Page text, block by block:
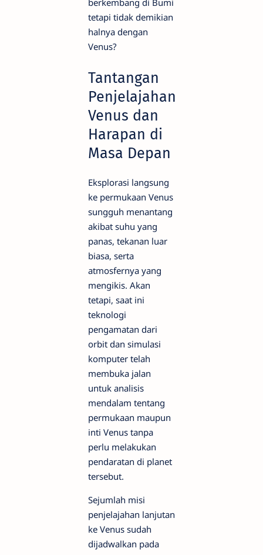
tetapi tidak demikian
halnya dengan
Venus?
Tantangan
Penjelajahan
Venus dan
Harapan di
Masa Depan
Eksplorasi langsung
ke permukaan Venus
sungguh menantang
akibat suhu yang
panas, tekanan luar
biasa, serta
atmosfernya yang
mengikis. Akan
tetapi, saat ini
teknologi
pengamatan dari
orbit dan simulasi
komputer telah
membuka jalan
untuk analisis
mendalam tentang
permukaan maupun
inti Venus tanpa
perlu melakukan
pendaratan di planet
tersebut.
Sejumlah misi
penjelajahan lanjutan
ke Venus sudah
dijadwalkan pada